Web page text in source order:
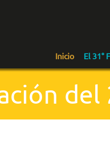
Inicio El 31°
del